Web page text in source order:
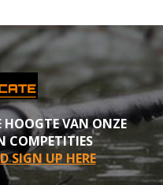
HOOGTE VAN ONZE
COMPETITIES
SIGN UP HERE